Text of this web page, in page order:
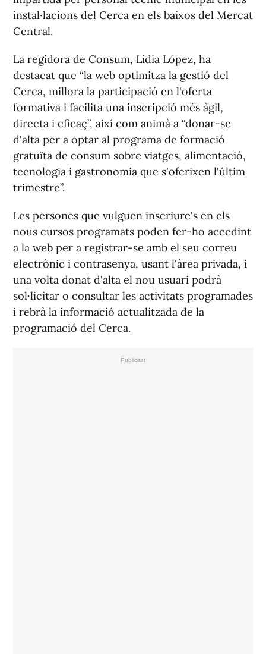
instal·lacions del Cerca en els baixos del Mercat
Central.
La regidora de Consum, Lidia López, ha
destacat que “la web optimitza la gestió del
Cerca, millora la participació en l'oferta
formativa i facilita una inscripció més àgil,
directa i eficaç”, així com animà a “donar-se
d'alta per a optar al programa de formació
gratuïta de consum sobre viatges, alimentació,
tecnologia i gastronomia que s'oferixen l'últim
trimestre”.
Les persones que vulguen inscriure's en els
nous cursos programats poden fer-ho accedint
a la web per a registrar-se amb el seu correu
electrònic i contrasenya, usant l'àrea privada, i
una volta donat d'alta el nou usuari podrà
sol·licitar o consultar les activitats programades
i rebrà la informació actualitzada de la
programació del Cerca.